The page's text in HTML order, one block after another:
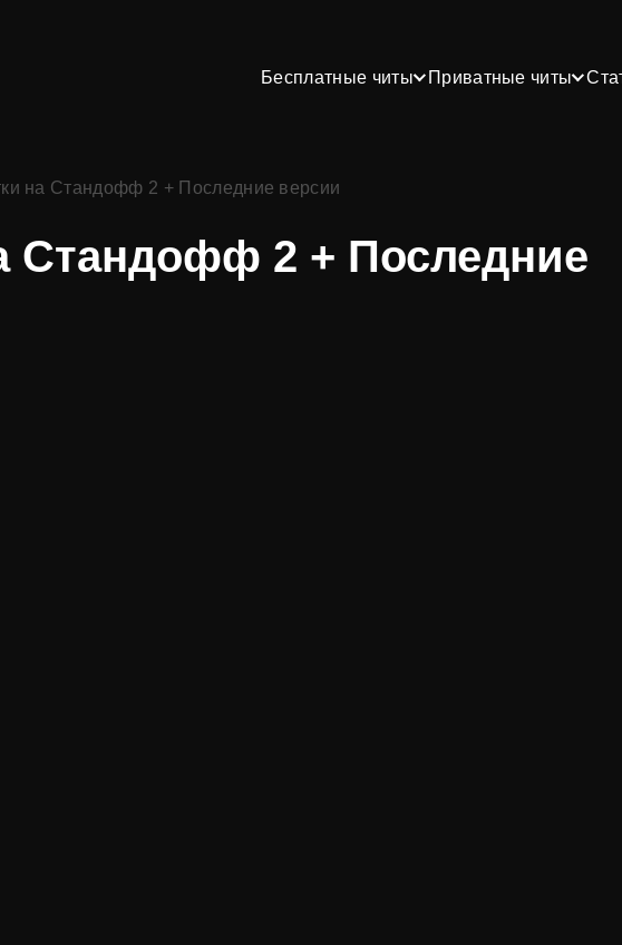
Бесплатные читы Приватные читы
на Стандофф 2 + Последние версии
Стандофф 2 + Последние